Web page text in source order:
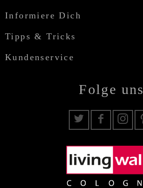
Informiere Dich
Tipps & Tricks
Kundenservice
Folge uns